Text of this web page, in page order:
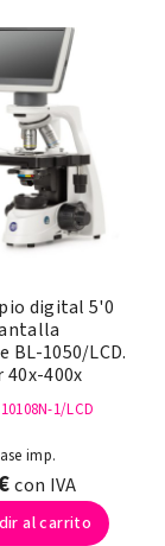
digital 5'0
BL-1050/LCD.
40x-400x
1/LCD
imp.
con IVA
al carrito